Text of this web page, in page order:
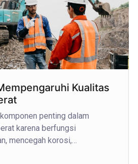
Kualitas
penting dalam
karena berfungsi
mencegah korosi,…